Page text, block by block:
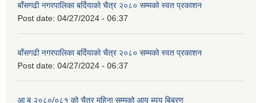
बाँसगढी नगरपालिका बर्दियाको चैत्र २०८० सम्मको स्वत प्रकाशन
Post date: 04/27/2024 - 06:37
बाँसगढी नगरपालिका बर्दियाको चैत्र २०८० सम्मको स्वत प्रकाशन
Post date: 04/27/2024 - 06:37
आ ब २०८०/०८१ को चैत्र महिना सम्मको आय ब्यय बिबरण